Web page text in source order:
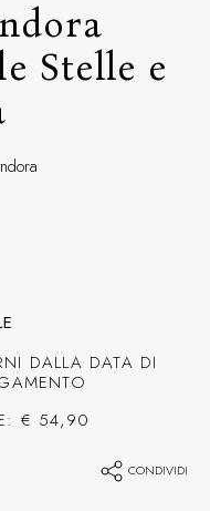
Stelle e
DALLA DATA DI
€ 54,90
CONDIVIDI